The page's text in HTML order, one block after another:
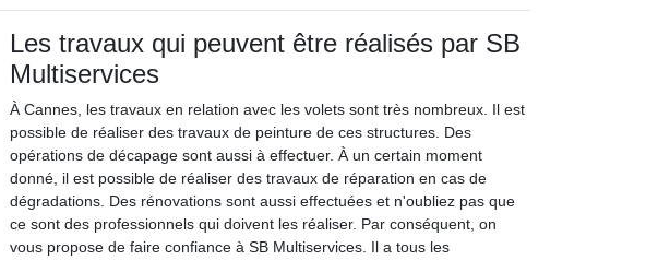
Les travaux qui peuvent être réalisés par SB
Multiservices
À Cannes, les travaux en relation avec les volets sont très nombreux. Il est
possible de réaliser des travaux de peinture de ces structures. Des
opérations de décapage sont aussi à effectuer. À un certain moment
donné, il est possible de réaliser des travaux de réparation en cas de
dégradations. Des rénovations sont aussi effectuées et n'oubliez pas que
ce sont des professionnels qui doivent les réaliser. Par conséquent, on
vous propose de faire confiance à SB Multiservices. Il a tous les